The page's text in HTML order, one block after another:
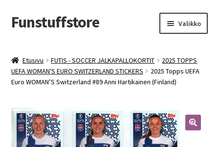
Siirry
navigointiin
Siirry
sisältöön
Funstuffstore Valikko
Etusivu FUTIS - SOCCER JALKAPALLOKORTIT
2025 TOPPS
UEFA WOMAN'S EURO SWITZERLAND STICKERS
2025 Topps UEFA
Euro WOMAN’S Switzerland #89 Anni Hartikainen (Finland)